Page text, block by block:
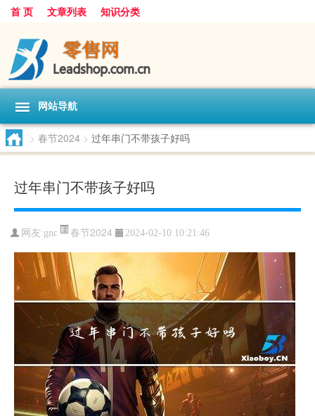
首 页 文章列表 知识分类
网站导航
> 春节2024 > 过年串门不带孩子好吗
过年串门不带孩子好吗
网友:gnc 春节2024 2024-02-10 10:21:46